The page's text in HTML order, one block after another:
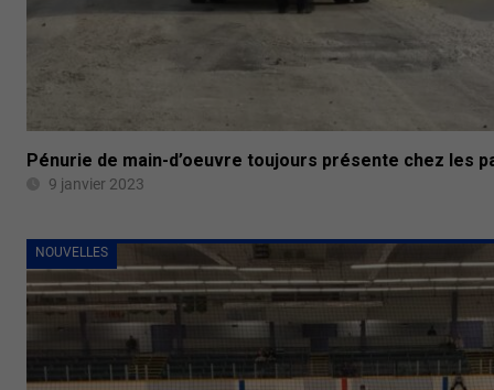
Pénurie de main-d’oeuvre toujours présente chez les
9 janvier 2023
NOUVELLES